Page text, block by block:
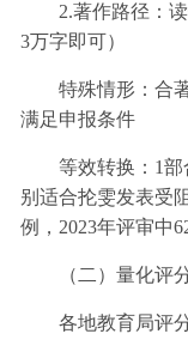
2.著作路径：
3万字即可）
特殊情形：合
满足申报条件
等效转换：1
别适合抡雯发表受
例，2023年评审中
（二）量化评
各地教育局评